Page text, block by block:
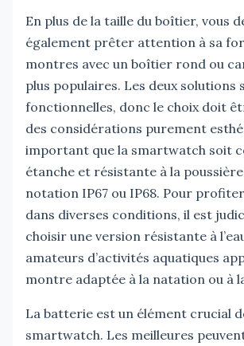
En plus de la taille du boîtier, vous
également prêter attention à sa
montres avec un boîtier rond ou
plus populaires. Les deux solutions
fonctionnelles, donc le choix doit
des considérations purement
important que la smartwatch soit
étanche et résistante à la
notation IP67 ou IP68. Pour profiter
dans diverses conditions, il est
choisir une version résistante à
amateurs d’activités aquatiques
montre adaptée à la natation ou à
La batterie est un élément crucial
smartwatch. Les meilleures